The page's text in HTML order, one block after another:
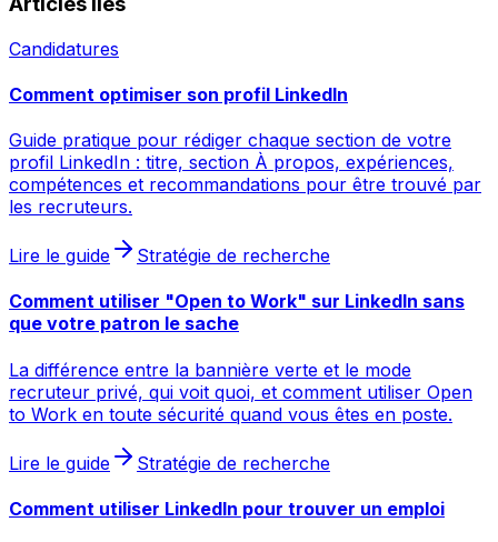
Candidatures
Comment optimiser son profil LinkedIn
Guide pratique pour rédiger chaque section de votre
profil LinkedIn : titre, section À propos, expériences,
compétences et recommandations pour être trouvé par
les recruteurs.
Lire le guide Stratégie de recherche
Comment utiliser "Open to Work" sur LinkedIn sans
que votre patron le sache
La différence entre la bannière verte et le mode
recruteur privé, qui voit quoi, et comment utiliser Open
to Work en toute sécurité quand vous êtes en poste.
Lire le guide Stratégie de recherche
Comment utiliser LinkedIn pour trouver un emploi